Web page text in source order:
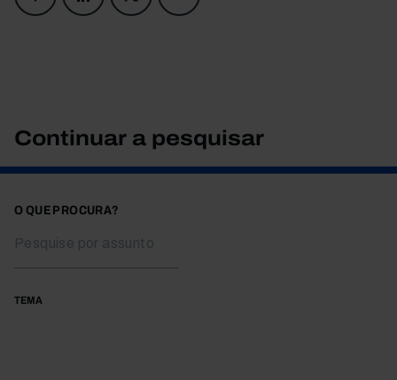
Continuar a pesquisar
O QUE PROCURA?
TEMA